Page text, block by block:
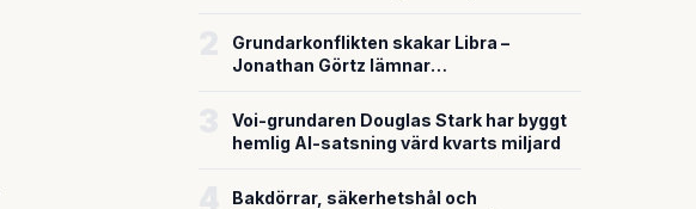
försvarsteknik
Grundarkonflikten skakar Libra –
Jonathan Görtz lämnar
miljardvärderingen
Voi-grundaren Douglas Stark har byggt
hemlig AI-satsning värd kvarts miljard
Bakdörrar, säkerhetshål och